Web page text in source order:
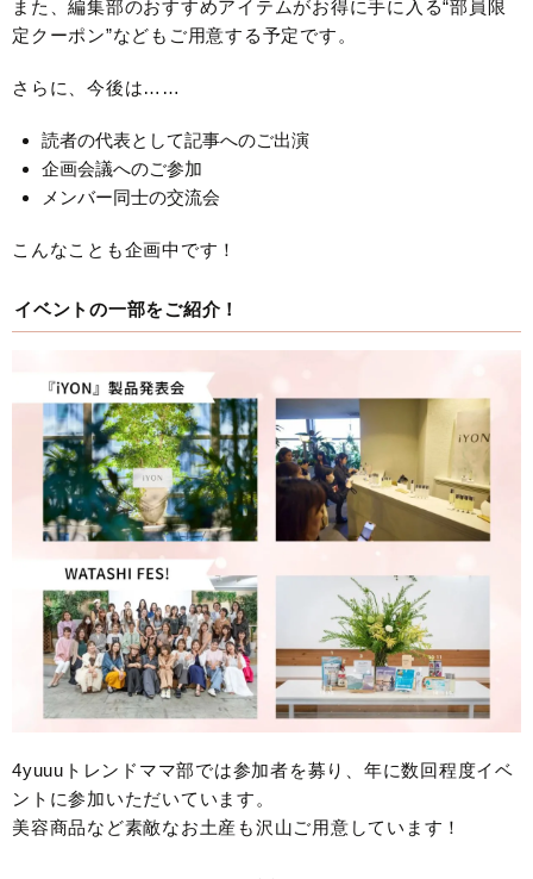
また、編集部のおすすめアイテムがお得に手に入る“部員限
定クーポン”などもご用意する予定です。
さらに、今後は……
読者の代表として記事へのご出演
企画会議へのご参加
メンバー同士の交流会
こんなことも企画中です！
イベントの一部をご紹介！
4yuuuトレンドママ部では参加者を募り、年に数回程度イベ
ントに参加いただいています。
美容商品など素敵なお土産も沢山ご用意しています！